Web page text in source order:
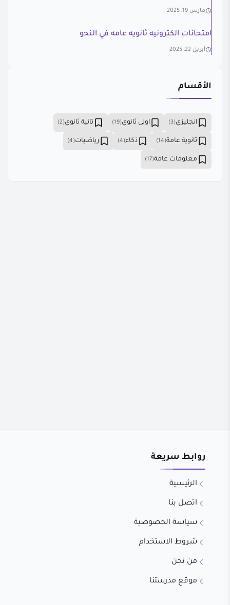
مارس 19, 2025
امتحانات الكترونيه ثانويه عامه في النحو
أبريل 22, 2025
الأقسام
انجليزي(3) اولى ثانوي(19) تانية ثانوي(2)
ثانوية عامة(14) ذكاء(4) رياضيات(4)
معلومات عامة(17)
روابط سريعة
الرئيسية
اتصل بنا
سياسة الخصوصية
شروط الاستخدام
من نحن
موقع مدرستنا